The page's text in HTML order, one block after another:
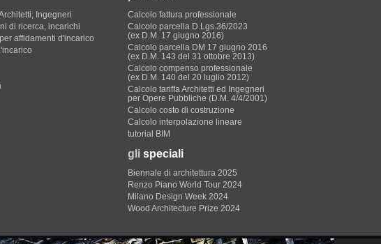
Ingegneri
di ricerca, incarichi
affidamenti d'incarico
Calcolo fattura professionale
Calcolo parcella D.Lgs.36/2023
(ex D.M. 17 giugno 2016)
Calcolo parcella DM 17 giugno 2016
(ex D.M. 143 del 31 ottobre 2013)
Calcolo compenso professionale
(ex D.M. 140 del 20 luglio 2012)
Calcolo tariffa Architetti ed Ingegneri
per Opere Pubbliche (D.M. 4/4/2001)
Calcolo costo di costruzione
Calcolo interpolazione lineare
tutorial BIM
gli speciali
Biennale di architettura 2025
Renzo Piano World Tour 2024
Milano Design Week 2024
Wood Architecture Prize 2024